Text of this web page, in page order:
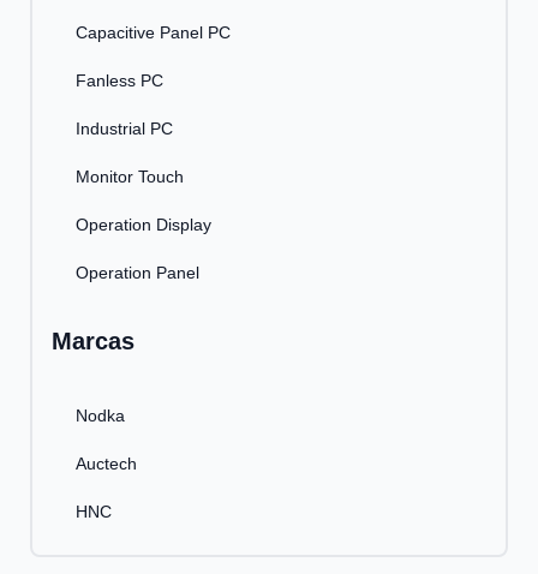
Capacitive Panel PC
Fanless PC
Industrial PC
Monitor Touch
Operation Display
Operation Panel
Marcas
Nodka
Auctech
HNC